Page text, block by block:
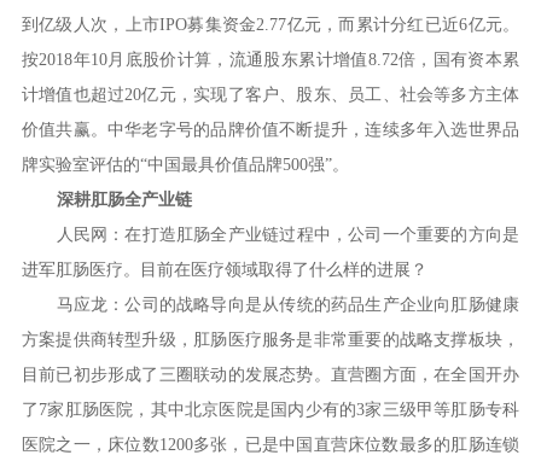
到亿级人次，上市IPO募集资金2.77亿元，而累计分红已近6亿元。
按2018年10月底股价计算，流通股东累计增值8.72倍，国有资本累
计增值也超过20亿元，实现了客户、股东、员工、社会等多方主体
价值共赢。中华老字号的品牌价值不断提升，连续多年入选世界品
牌实验室评估的“中国最具价值品牌500强”。
深耕肛肠全产业链
人民网：在打造肛肠全产业链过程中，公司一个重要的方向是
进军肛肠医疗。目前在医疗领域取得了什么样的进展？
马应龙：公司的战略导向是从传统的药品生产企业向肛肠健康
方案提供商转型升级，肛肠医疗服务是非常重要的战略支撑板块，
目前已初步形成了三圈联动的发展态势。直营圈方面，在全国开办
了7家肛肠医院，其中北京医院是国内少有的3家三级甲等肛肠专科
医院之一，床位数1200多张，已是中国直营床位数最多的肛肠连锁